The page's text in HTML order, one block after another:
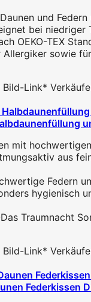
und
bei
OEKO-TEX
sowie
Link*
mit
aus
-Das
Link*
Federkissen